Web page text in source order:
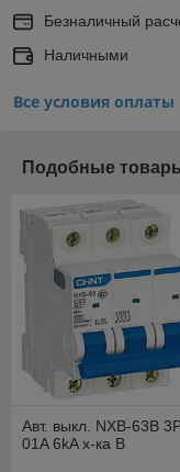
Безналичный
Наличными
Все условия оплаты
Подобные
Авт. выкл. NXB-63B
01A 6kA х-ка B